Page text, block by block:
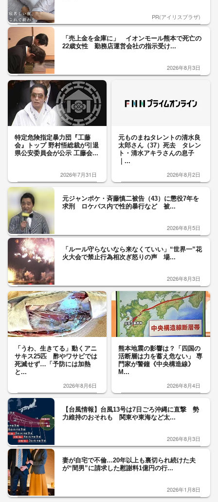
PR(アイリスプラザ)
「売上金を金庫に」 イオンモール熊本で死亡の
22歳女性 勤務店運営会社の指示受け...
2026年8月3日
特定危険指定暴力団『工藤
会』トップ 野村悟総裁が引退
県公安委員会が公示 工藤会...
2026年7月31日
元ものまねタレントの清水良
太郎さん（37）死去 タレン
ト・清水アキラさんの息子
｜...
2026年8月2日
元ジャンポケ・斉藤慎二被告（43）に懲役7年を
求刑 ロケバス内で性的暴行など 被...
2026年8月5日
「ルール守らないなら来なくていい」“世界一”花
火大会で禁止行為相次ぎ怒りの声 場...
2026年8月3日
「うわ、生きてる」動くアニ
サキス25匹 酢やワサビでは
死滅せず…「予防には加熱
と...
2026年8月6日
熊本地震の影響は？「四国の
活断層は力を蓄え危ない」 専
門家が警鐘《中央構造線》
M...
2026年8月4日
【台風情報】台風13号は7日ごろ沖縄に直撃 勢
力維持のおそれも 関東や東海など太...
2026年8月3日
妻が自宅で不倫…20年以上も裏切られ続けた夫
が“間男”に請求した慰謝料1億円の行...
2026年1月8日